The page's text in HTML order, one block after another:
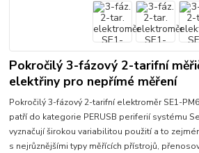
Pokročilý 3-fázový 2-tarifní
elektřiny pro nepřímé měření
Pokročilý 3-fázový 2-tarifní elektroměr SE1-
patří do kategorie PERUSB periferií systému
vyznačují širokou variabilitou použití a to
s nejrůznějšími typy měřících přístrojů,